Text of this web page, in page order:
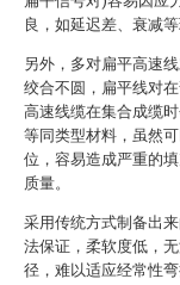
良，如延迟差、衰减等
另外，多对扁平高速
绞合不圆，扁平线对
高速线缆在集合成缆时
等同类型材料，虽然
位，容易造成严重的
质量。
采用传统方式制备出
法保证，柔软度低，
径，难以适应经常性弯